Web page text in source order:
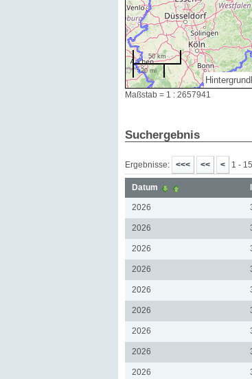
50 km
20 mi
Maßstab = 1 : 2657941
Suchergebnis
Ergebnisse: 1 -
Datum
2026
2026
2026
2026
2026
2026
2026
2026
2026